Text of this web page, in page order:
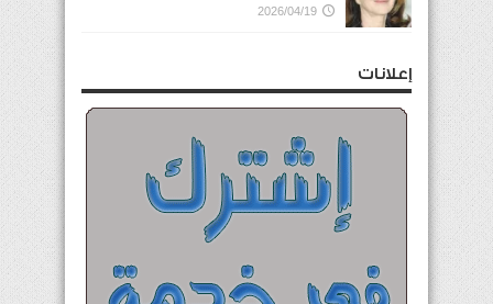
2026/04/19
إعلانات